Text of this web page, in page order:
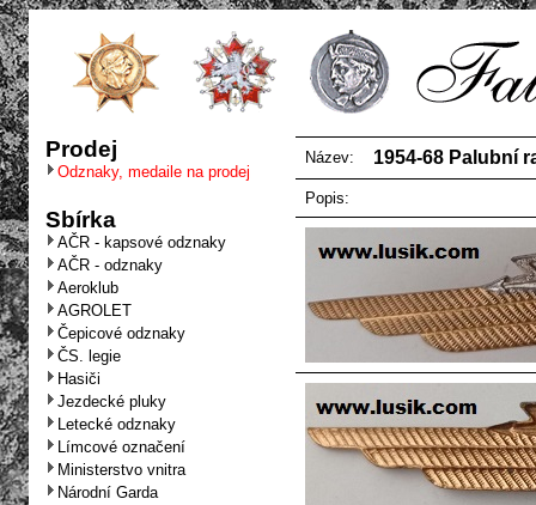
Prodej
Odznaky, medaile na prodej
Sbírka
AČR - kapsové odznaky
AČR - odznaky
Aeroklub
AGROLET
Čepicové odznaky
ČS. legie
Hasiči
Jezdecké pluky
Letecké odznaky
Límcové označení
Ministerstvo vnitra
Národní Garda
Název: 1954-68 Palubní
Popis: